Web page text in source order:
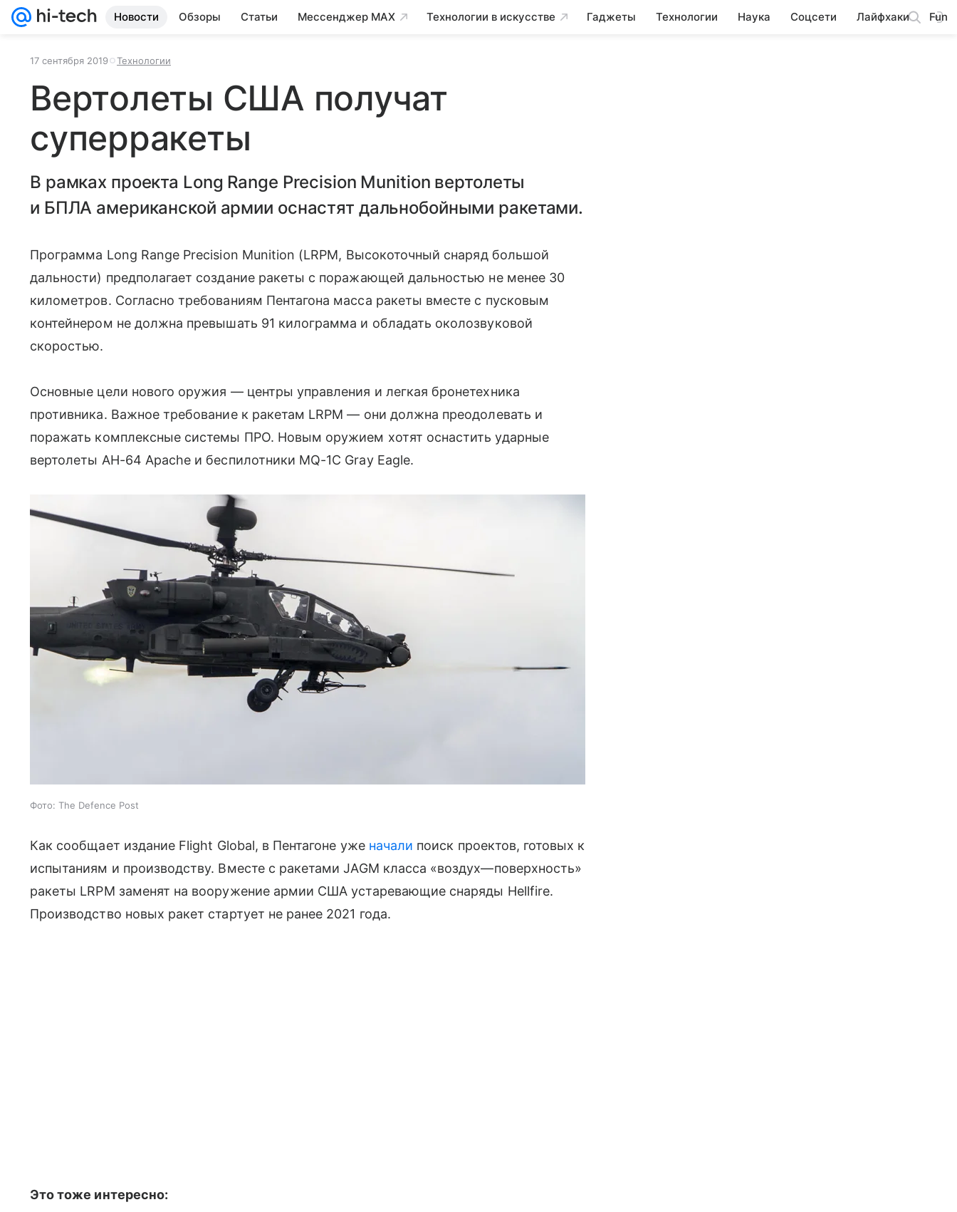
Новости Обзоры Статьи Мессенджер MAX Технологии в искусстве Гаджеты Технологии Наука Соцсети Лайфхаки Fun
17 сентября 2019 Технологии
Вертолеты США получат
суперракеты
В рамках проекта Long Range Precision Munition вертолеты
и БПЛА американской армии оснастят дальнобойными ракетами.
Программа Long Range Precision Munition (LRPM, Высокоточный снаряд большой
дальности) предполагает создание ракеты с поражающей дальностью не менее 30
километров. Согласно требованиям Пентагона масса ракеты вместе с пусковым
контейнером не должна превышать 91 килограмма и обладать околозвуковой
скоростью.
Основные цели нового оружия — центры управления и легкая бронетехника
противника. Важное требование к ракетам LRPM — они должна преодолевать и
поражать комплексные системы ПРО. Новым оружием хотят оснастить ударные
вертолеты AH-64 Apache и беспилотники MQ-1C Gray Eagle.
Фото: The Defence Post
Как сообщает издание Flight Global, в Пентагоне уже начали поиск проектов, готовых к
испытаниям и производству. Вместе с ракетами JAGM класса «воздух—поверхность»
ракеты LRPM заменят на вооружение армии США устаревающие снаряды Hellfire.
Производство новых ракет стартует не ранее 2021 года.
Это тоже интересно: